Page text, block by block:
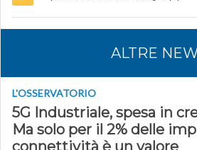
ALTRE
L'OSSERVATORIO
5G Industriale, spesa in
Ma solo per il 2% delle
connettività è un valore